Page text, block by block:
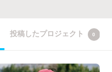
投稿したプロジェクト 0